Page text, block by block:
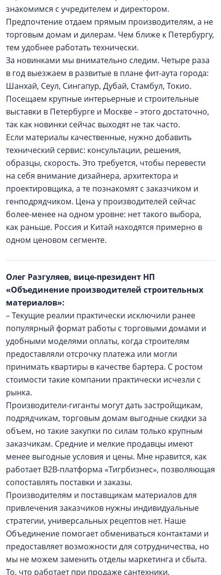
знакомимся с учредителем и директором.
Предпочтение отдаем прямым производителям, а не
торговым домам и дилерам. Чем ближе к Петербургу,
тем удобнее работать технически.
За новинками мы внимательно следим. Четыре раза
в год выезжаем в развитые в плане фит-аута города:
Шанхай, Сеул, Сингапур, Дубай, Стамбул, Токио.
Посещаем крупные интерьерные и строительные
выставки в Петербурге и Москве – этого достаточно,
так как новинки сейчас выходят не так часто.
Если материалы качественные, нужно добавить
технический сервис: консультации, решения,
образцы, скорость. Это требуется, чтобы перевести
на себя внимание дизайнера, архитектора и
проектировщика, а те познакомят с заказчиком и
генподрядчиком. Цена у производителей сейчас
более-менее на одном уровне: нет такого выбора,
как раньше. Россия и Китай находятся примерно в
одном ценовом сегменте.
Олег Разгуляев, вице-президент НП
«Объединение производителей строительных
материалов»:
– Текущие реалии практически исключили ранее
популярный формат работы с торговыми домами и
удобными моделями оплаты, когда строителям
предоставляли отсрочку платежа или могли
принимать квартиры в качестве бартера. С ростом
стоимости такие компании практически исчезли с
рынка.
Производители-гиганты могут дать застройщикам,
подрядчикам, торговым домам выгодные скидки за
объем, но такие закупки по силам только крупным
заказчикам. Средние и мелкие продавцы имеют
менее выгодные условия и цены. Мне нравится, как
работает B2B-платформа «Тигрбизнес», позволяющая
сопоставлять поставки и заказы.
Производителям и поставщикам материалов для
привлечения заказчиков нужны индивидуальные
стратегии, универсальных рецептов нет. Наше
Объединение помогает обмениваться контактами и
предоставляет возможности для сотрудничества, но
мы не можем заменить отделы маркетинга и сбыта.
То, что работает при продаже сантехники,